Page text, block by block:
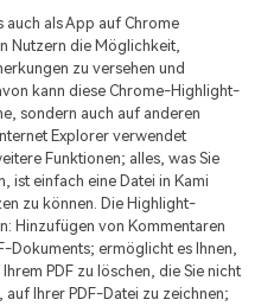
die Sie benötigen.
und einfachsten PDF-Tools
auch als App auf Chrome
Nutzern die Möglichkeit,
zu versehen und
kann diese Chrome-Highlight-
sondern auch auf anderen
Explorer verwendet
Funktionen; alles, was Sie
ist einfach eine Datei in Kami
zu können. Die Highlight-
Hinzufügen von Kommentaren
Dokuments; ermöglicht es Ihnen,
PDF zu löschen, die Sie nicht
Ihrer PDF-Datei zu zeichnen;